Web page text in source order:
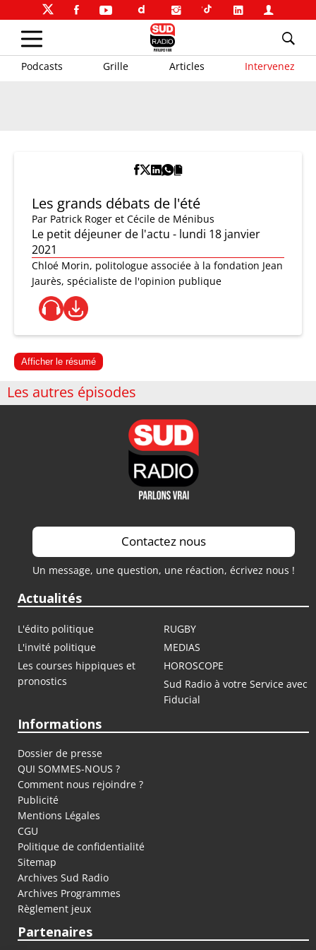
Podcasts Grille Articles Intervenez
Les grands débats de l'été
Par Patrick Roger et Cécile de Ménibus
Le petit déjeuner de l'actu - lundi 18 janvier
2021
Chloé Morin, politologue associée à la fondation Jean
Jaurès, spécialiste de l'opinion publique
Afficher le résumé
Les autres épisodes
Contactez nous
Un message, une question, une réaction, écrivez nous !
Actualités
L'édito politique
RUGBY
L'invité politique
MEDIAS
Les courses hippiques et
pronostics
HOROSCOPE
Sud Radio à votre Service avec
Fiducial
Informations
Dossier de presse
QUI SOMMES-NOUS ?
Comment nous rejoindre ?
Publicité
Mentions Légales
CGU
Politique de confidentialité
Sitemap
Archives Sud Radio
Archives Programmes
Règlement jeux
Partenaires